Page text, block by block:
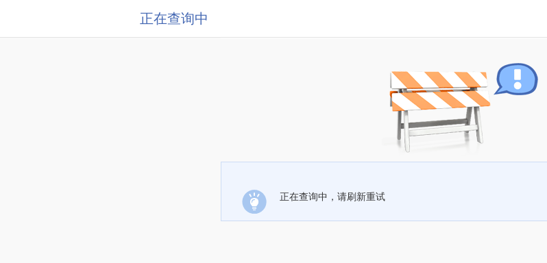
正在查询中
正在查询中，请刷新重试